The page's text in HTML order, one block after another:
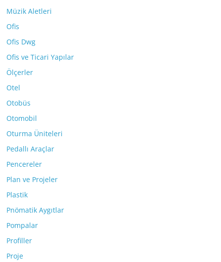
Müzik Aletleri
Ofis
Ofis Dwg
Ofis ve Ticari Yapılar
Ölçerler
Otel
Otobüs
Otomobil
Oturma Üniteleri
Pedallı Araçlar
Pencereler
Plan ve Projeler
Plastik
Pnömatik Aygıtlar
Pompalar
Profiller
Proje